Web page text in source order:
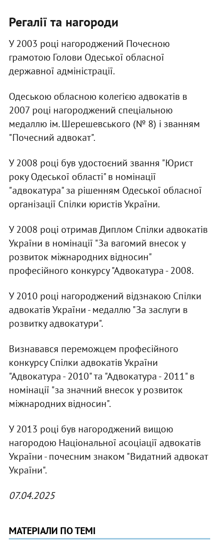
Регалії та нагороди
У 2003 році нагороджений Почесною
грамотою Голови Одеської обласної
державної адміністрації.
Одеською обласною колегією адвокатів в
2007 році нагороджений спеціальною
медаллю ім. Шерешевського (№ 8) і званням
"Почесний адвокат".
У 2008 році був удостоєний звання "Юрист
року Одеської області" в номінації
"адвокатура" за рішенням Одеської обласної
організації Спілки юристів України.
У 2008 році отримав Диплом Спілки адвокатів
України в номінації "За вагомий внесок у
розвиток міжнародних відносин"
професійного конкурсу "Адвокатура - 2008.
У 2010 році нагороджений відзнакою Спілки
адвокатів України - медаллю "За заслуги в
розвитку адвокатури".
Визнавався переможцем професійного
конкурсу Спілки адвокатів України
"Адвокатура - 2010" та "Адвокатура - 2011" в
номінації "за значний внесок у розвиток
міжнародних відносин".
У 2013 році був нагороджений вищою
нагородою Національної асоціації адвокатів
України - почесним знаком "Видатний адвокат
України".
07.04.2025
МАТЕРІАЛИ ПО ТЕМІ